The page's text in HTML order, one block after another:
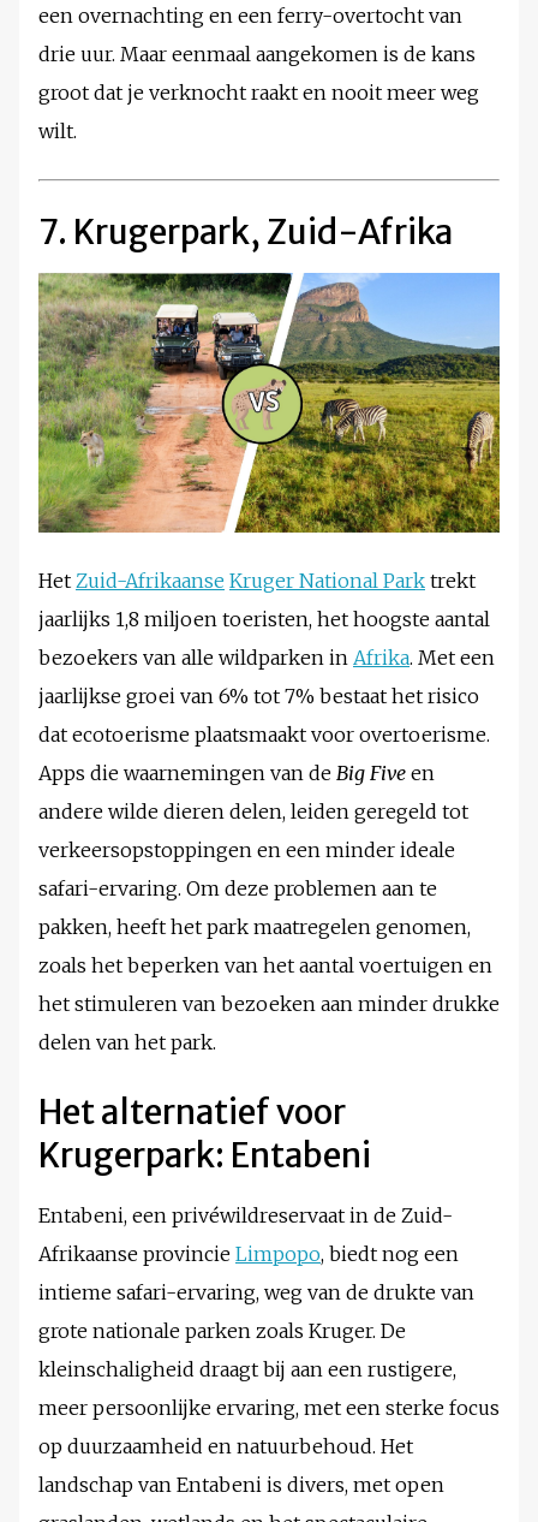
een overnachting en een ferry-overtocht van
drie uur. Maar eenmaal aangekomen is de kans
groot dat je verknocht raakt en nooit meer weg
wilt.
7. Krugerpark, Zuid-Afrika
Het Zuid-Afrikaanse Kruger National Park trekt
jaarlijks 1,8 miljoen toeristen, het hoogste aantal
bezoekers van alle wildparken in Afrika. Met een
jaarlijkse groei van 6% tot 7% bestaat het risico
dat ecotoerisme plaatsmaakt voor overtoerisme.
Apps die waarnemingen van de Big Five en
andere wilde dieren delen, leiden geregeld tot
verkeersopstoppingen en een minder ideale
safari-ervaring. Om deze problemen aan te
pakken, heeft het park maatregelen genomen,
zoals het beperken van het aantal voertuigen en
het stimuleren van bezoeken aan minder drukke
delen van het park.
Het alternatief voor
Krugerpark: Entabeni
Entabeni, een privéwildreservaat in de Zuid-
Afrikaanse provincie Limpopo, biedt nog een
intieme safari-ervaring, weg van de drukte van
grote nationale parken zoals Kruger. De
kleinschaligheid draagt bij aan een rustigere,
meer persoonlijke ervaring, met een sterke focus
op duurzaamheid en natuurbehoud. Het
landschap van Entabeni is divers, met open